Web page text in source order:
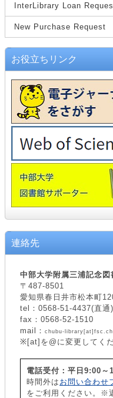
InterLibrary Loan
New Purchase Request
お役立ちリンク
連絡先
中部大学附属三浦記念図
〒487-8501
愛知県春日井市松本町
tel：0568-51-4437(直通)
fax：0568-52-1510
mail： chubu-
※[at]を@に変更してくだ
電話受付：平日9:00～
時間外は お問い合わせ
をご利用ください。※